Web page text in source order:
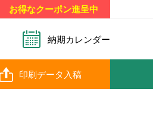
お得なクーポン進呈中
納期カレンダー
印刷データ入稿